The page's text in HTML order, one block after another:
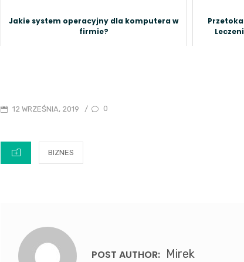
Jakie system operacyjny dla komputera w
firmie?
POSTED
12 WRZEŚNIA, 2019 / 0
CATEGORIES
BIZNES
POST AUTHOR: Mirek